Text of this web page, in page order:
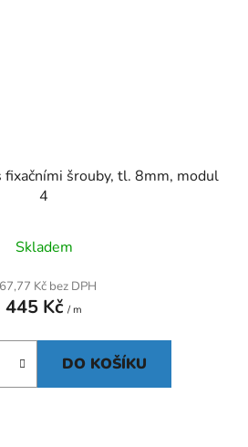
fixačními šrouby, tl. 8mm, modul
4
Skladem
Kč bez DPH
445 Kč / m
DO KOŠÍKU